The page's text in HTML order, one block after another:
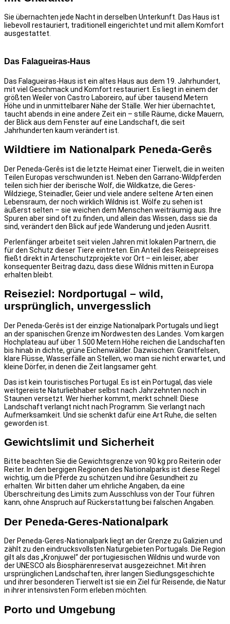
Sie übernachten jede Nacht in derselben Unterkunft. Das Haus ist
liebevoll restauriert, traditionell eingerichtet und mit allem Komfort
ausgestattet.
Das Falagueiras-Haus
Das Falagueiras-Haus ist ein altes Haus aus dem 19. Jahrhundert,
mit viel Geschmack und Komfort restauriert. Es liegt in einem der
größten Weiler von Castro Laboreiro, auf über tausend Metern
Höhe und in unmittelbarer Nähe der Ställe. Wer hier übernachtet,
taucht abends in eine andere Zeit ein – stille Räume, dicke Mauern,
der Blick aus dem Fenster auf eine Landschaft, die seit
Jahrhunderten kaum verändert ist.
Wildtiere im Nationalpark Peneda-Gerês
Der Peneda-Gerês ist die letzte Heimat einer Tierwelt, die in weiten
Teilen Europas verschwunden ist. Neben den Garrano-Wildpferden
teilen sich hier der iberische Wolf, die Wildkatze, die Geres-
Wildziege, Steinadler, Geier und viele andere seltene Arten einen
Lebensraum, der noch wirklich Wildnis ist. Wölfe zu sehen ist
äußerst selten – sie weichen dem Menschen weiträumig aus. Ihre
Spuren aber sind oft zu finden, und allein das Wissen, dass sie da
sind, verändert den Blick auf jede Wanderung und jeden Ausritt.
Perlenfänger arbeitet seit vielen Jahren mit lokalen Partnern, die
für den Schutz dieser Tiere eintreten. Ein Anteil des Reisepreises
fließt direkt in Artenschutzprojekte vor Ort – ein leiser, aber
konsequenter Beitrag dazu, dass diese Wildnis mitten in Europa
erhalten bleibt.
Reiseziel: Nordportugal – wild,
ursprünglich, unvergesslich
Der Peneda-Gerês ist der einzige Nationalpark Portugals und liegt
an der spanischen Grenze im Nordwesten des Landes. Vom kargen
Hochplateau auf über 1.500 Metern Höhe reichen die Landschaften
bis hinab in dichte, grüne Eichenwälder. Dazwischen: Granitfelsen,
klare Flüsse, Wasserfälle an Stellen, wo man sie nicht erwartet, und
kleine Dörfer, in denen die Zeit langsamer geht.
Das ist kein touristisches Portugal. Es ist ein Portugal, das viele
weitgereiste Naturliebhaber selbst nach Jahrzehnten noch in
Staunen versetzt. Wer hierher kommt, merkt schnell: Diese
Landschaft verlangt nicht nach Programm. Sie verlangt nach
Aufmerksamkeit. Und sie schenkt dafür eine Art Ruhe, die selten
geworden ist.
Gewichtslimit und Sicherheit
Bitte beachten Sie die Gewichtsgrenze von 90 kg pro Reiterin oder
Reiter. In den bergigen Regionen des Nationalparks ist diese Regel
wichtig, um die Pferde zu schützen und ihre Gesundheit zu
erhalten. Wir bitten daher um ehrliche Angaben, da eine
Überschreitung des Limits zum Ausschluss von der Tour führen
kann, ohne Anspruch auf Rückerstattung bei falschen Angaben.
Der Peneda-Geres-Nationalpark
Der Peneda-Geres-Nationalpark liegt an der Grenze zu Galizien und
zählt zu den eindrucksvollsten Naturgebieten Portugals. Die Region
gilt als das „Kronjuwel“ der portugiesischen Wildnis und wurde von
der UNESCO als Biosphärenreservat ausgezeichnet. Mit ihren
ursprünglichen Landschaften, ihrer langen Siedlungsgeschichte
und ihrer besonderen Tierwelt ist sie ein Ziel für Reisende, die Natur
in ihrer intensivsten Form erleben möchten.
Porto und Umgebung